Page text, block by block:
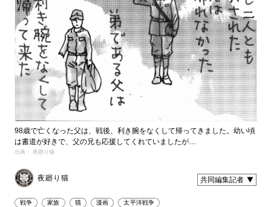
98歳で亡くなった父は、戦後、利き腕をなくして帰ってきました。幼い頃
は書道が好きで、父の兄も応援してくれていましたが…
出典： 夜廻り猫
夜廻り猫 共同編集記者
戦争 家族 猫 漫画 太平洋戦争